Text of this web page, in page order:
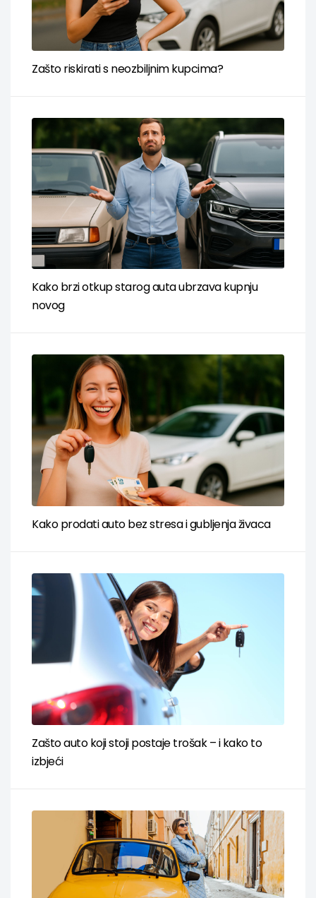
Zašto riskirati s neozbiljnim kupcima?
Kako brzi otkup starog auta ubrzava kupnju
novog
Kako prodati auto bez stresa i gubljenja živaca
Zašto auto koji stoji postaje trošak – i kako to
izbjeći